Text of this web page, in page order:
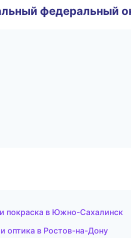
федеральный
покраска в Южно-Сахалинск
оптика в Ростов-на-Дону